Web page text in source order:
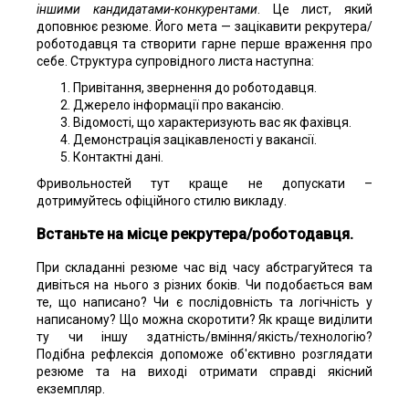
іншими кандидатами-конкурентами. Це лист, який
доповнює резюме. Його мета — зацікавити рекрутера/
роботодавця та створити гарне перше враження про
себе. Структура супровідного листа наступна:
Привітання, звернення до роботодавця.
Джерело інформації про вакансію.
Відомості, що характеризують вас як фахівця.
Демонстрація зацікавленості у вакансії.
Контактні дані.
Фривольностей тут краще не допускати –
дотримуйтесь офіційного стилю викладу.
Встаньте на місце рекрутера/роботодавця.
При складанні резюме час від часу абстрагуйтеся та
дивіться на нього з різних боків. Чи подобається вам
те, що написано? Чи є послідовність та логічність у
написаному? Що можна скоротити? Як краще виділити
ту чи іншу здатність/вміння/якість/технологію?
Подібна рефлексія допоможе об'єктивно розглядати
резюме та на виході отримати справді якісний
екземпляр.